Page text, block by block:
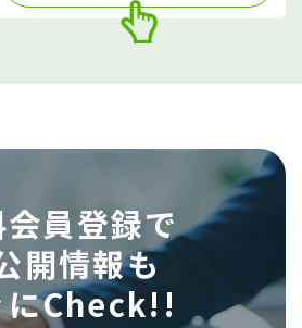
員登録で
開情報も
にCheck!!